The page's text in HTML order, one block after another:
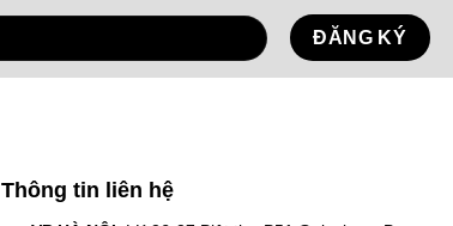
Thông tin liên hệ